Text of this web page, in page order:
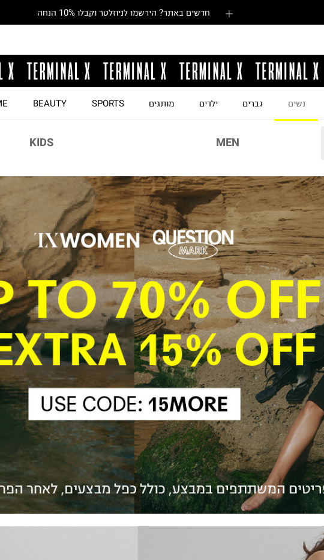
הכניסו מייל הרשמה
אני רוצה לקבל מטרמינל איקס מידע ופרסום על הטבות,
עדכונים וקולקציות חדשות באמצעי התקשרות
והטכנולוגיה השונים כגון: דוא"ל/ סמס/ וואטסאפ ועוד.
ידוע לי כי באפשרותי לבטל את ההסכמה בכל עת באיזור
האישי או בפנייה לsupport@terminalx.com. למידע
נוסף על אופן השימוש במידע האישי ראו אתמדיניות
הפרטיות.
חדשים באתר? הירשמו לניוזלטר וקבלו 10% הנחה
נשים גברים ילדים מותגים SPORTS
BEAUTY
MEN
KIDS